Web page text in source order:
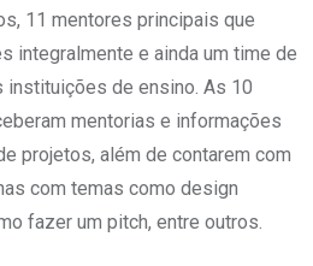
11 mentores principais que
integralmente e ainda um time de
de ensino. As 10
mentorias e informações
projetos, além de contarem com
com temas como design
fazer um pitch, entre outros.